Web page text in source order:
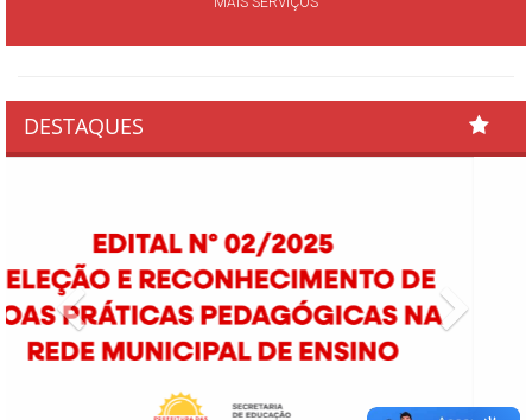
DESTAQUES
Previous